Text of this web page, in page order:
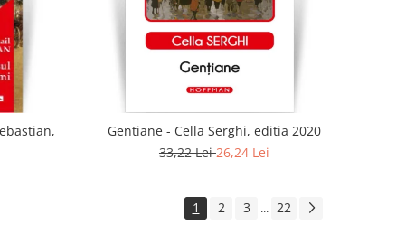
Gentiane - Cella Serghi, editia 2020
33,22 Lei26,24 Lei
1 2 3 ... 22